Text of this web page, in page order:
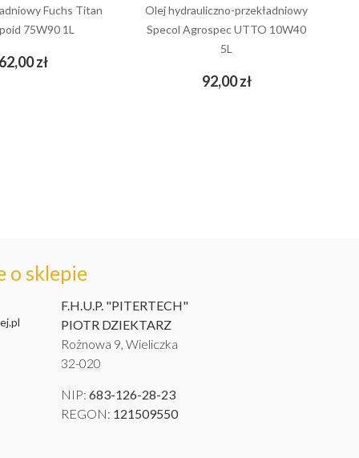
Fuchs Titan
75W90 1L
62,00 złCena
add_shopping_cart
Olej hydrauliczno-przekładniowy
Specol Agrospec UTTO 10W40
5L
92,00 złCena
add_shopping_cart
o sklepie
F.H.U.P. "PITERTECH"
PIOTR DZIEKTARZ
Rożnowa 9, Wieliczka
32-020
NIP: 683-126-28-23
REGON: 121509550